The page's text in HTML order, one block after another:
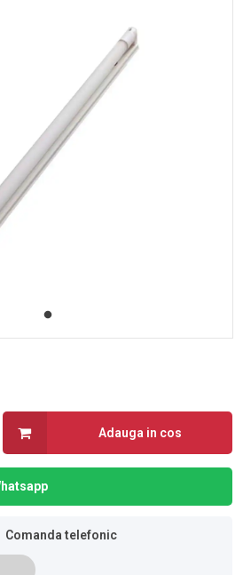
Adauga in cos
Comanda telefonic